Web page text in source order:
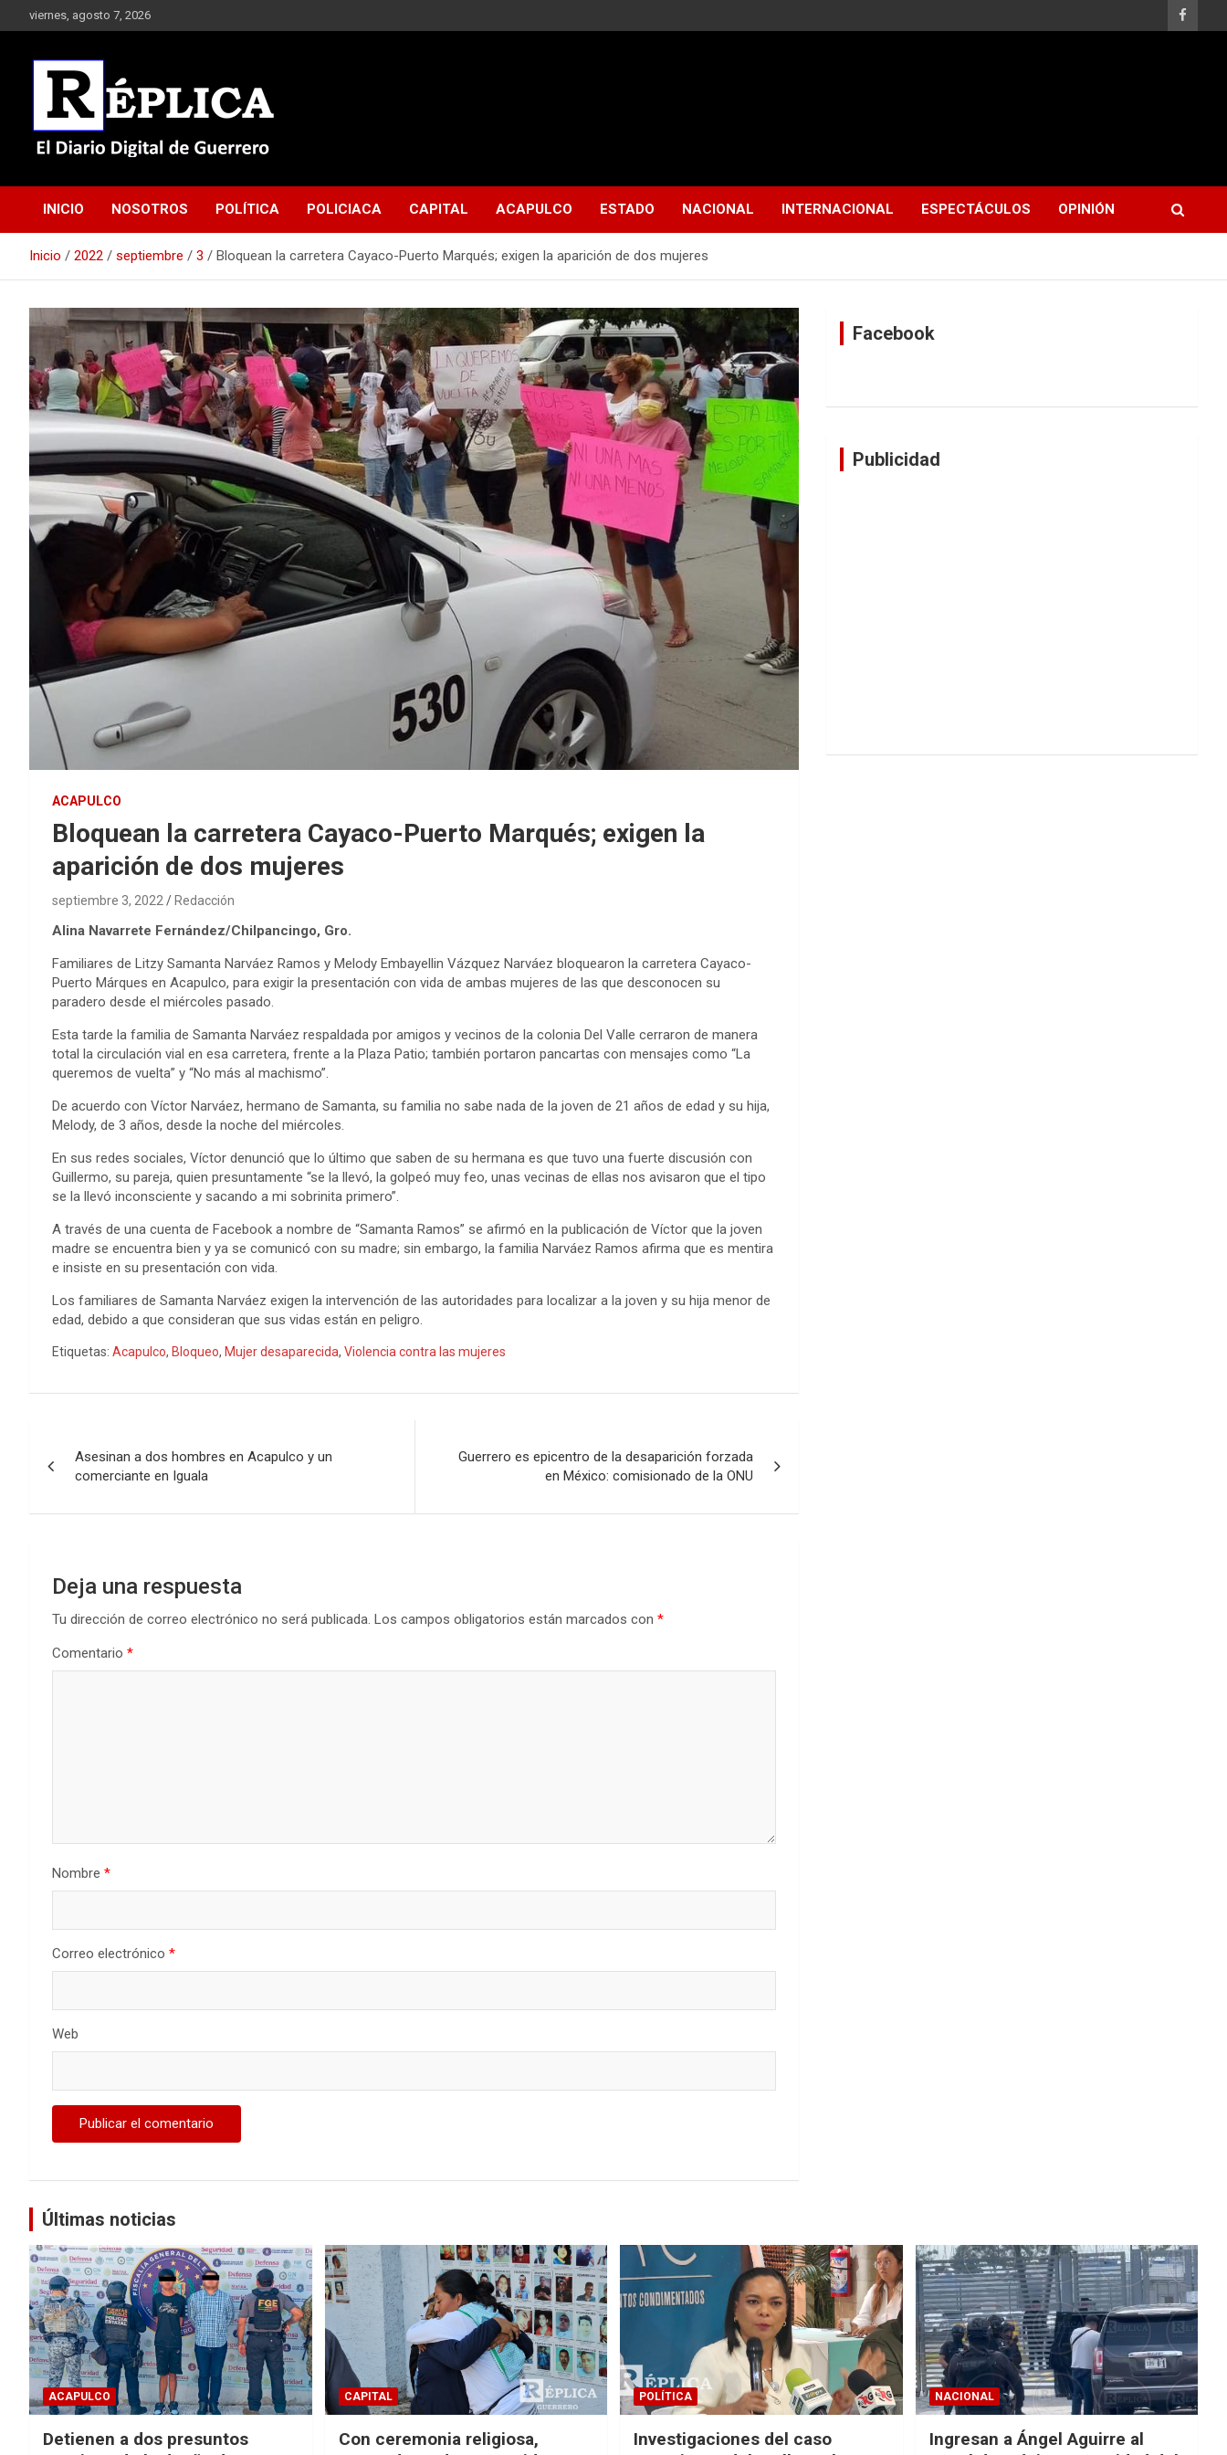
al
viernes, agosto 7, 2026
Réplica
INICIO NOSOTROS POLÍTICA POLICIACA CAPITAL ACAPULCO ESTADO NACIONAL INTERNACIONAL ESPECTÁCULOS OPINIÓN
Inicio 2022 septiembre 3 Bloquean la carretera Cayaco-Puerto Marqués; exigen la aparición de dos mujeres
ACAPULCO
Bloquean la carretera Cayaco-Puerto Marqués; exigen la
aparición de dos mujeres
septiembre 3, 2022 Redacción
Alina Navarrete Fernández/Chilpancingo, Gro.
Familiares de Litzy Samanta Narváez Ramos y Melody Embayellin Vázquez Narváez bloquearon la carretera Cayaco-
Puerto Márques en Acapulco, para exigir la presentación con vida de ambas mujeres de las que desconocen su
paradero desde el miércoles pasado.
Esta tarde la familia de Samanta Narváez respaldada por amigos y vecinos de la colonia Del Valle cerraron de manera
total la circulación vial en esa carretera, frente a la Plaza Patio; también portaron pancartas con mensajes como “La
queremos de vuelta” y “No más al machismo”.
De acuerdo con Víctor Narváez, hermano de Samanta, su familia no sabe nada de la joven de 21 años de edad y su hija,
Melody, de 3 años, desde la noche del miércoles.
En sus redes sociales, Víctor denunció que lo último que saben de su hermana es que tuvo una fuerte discusión con
Guillermo, su pareja, quien presuntamente “se la llevó, la golpeó muy feo, unas vecinas de ellas nos avisaron que el tipo
se la llevó inconsciente y sacando a mi sobrinita primero”.
A través de una cuenta de Facebook a nombre de “Samanta Ramos” se afirmó en la publicación de Víctor que la joven
madre se encuentra bien y ya se comunicó con su madre; sin embargo, la familia Narváez Ramos afirma que es mentira
e insiste en su presentación con vida.
Los familiares de Samanta Narváez exigen la intervención de las autoridades para localizar a la joven y su hija menor de
edad, debido a que consideran que sus vidas están en peligro.
Etiquetas: Acapulco, Bloqueo, Mujer desaparecida, Violencia contra las mujeres
de
entradas
Asesinan a dos hombres en Acapulco y un
comerciante en Iguala
Guerrero es epicentro de la desaparición forzada
en México: comisionado de la ONU
Deja una respuesta
Tu dirección de correo electrónico no será publicada. Los campos obligatorios están marcados con *
Comentario *
Nombre *
Correo electrónico *
Web
Facebook
Publicidad
Últimas noticias
ACAPULCO
Detienen a dos presuntos
CAPITAL
Con ceremonia religiosa,
POLÍTICA
Investigaciones del caso
NACIONAL
Ingresan a Ángel Aguirre al